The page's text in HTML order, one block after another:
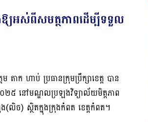
ឱ្យអស់ពីសមត្ថភាពដើម្បីទទួល
ាក ហាប់ ប្រធានក្រុមប្រឹក្សាខេត្ត បាន
២៥ នៅមណ្ឌលប្រឡងវិទ្យាល័យមិត្តភាព
លិច) ស្ថិតក្នុងក្រុងកំពត ខេត្តកំពត។